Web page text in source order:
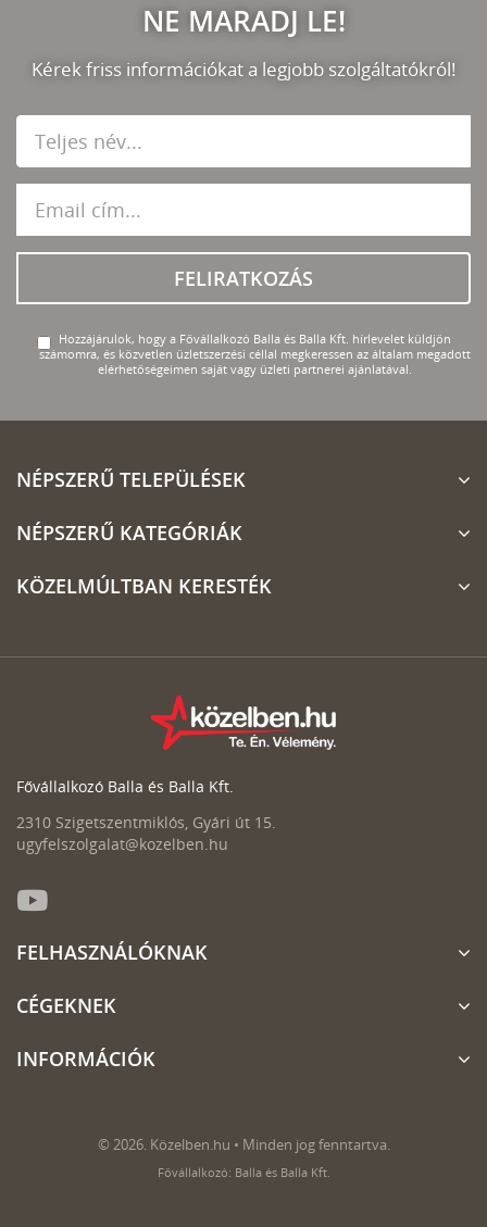
NE MARADJ LE!
Kérek friss információkat a legjobb szolgáltatókról!
FELIRATKOZÁS
Hozzájárulok, hogy a Fővállalkozó Balla és Balla Kft. hírlevelet küldjön
számomra, és közvetlen üzletszerzési céllal megkeressen az általam megadott
elérhetőségeimen saját vagy üzleti partnerei ajánlatával.
NÉPSZERŰ TELEPÜLÉSEK
NÉPSZERŰ KATEGÓRIÁK
KÖZELMÚLTBAN KERESTÉK
Fővállalkozó Balla és Balla Kft.
2310 Szigetszentmiklós, Gyári út 15.
ugyfelszolgalat@kozelben.hu
FELHASZNÁLÓKNAK
CÉGEKNEK
INFORMÁCIÓK
© 2026. Közelben.hu • Minden jog fenntartva.
Fővállalkozó: Balla és Balla Kft.